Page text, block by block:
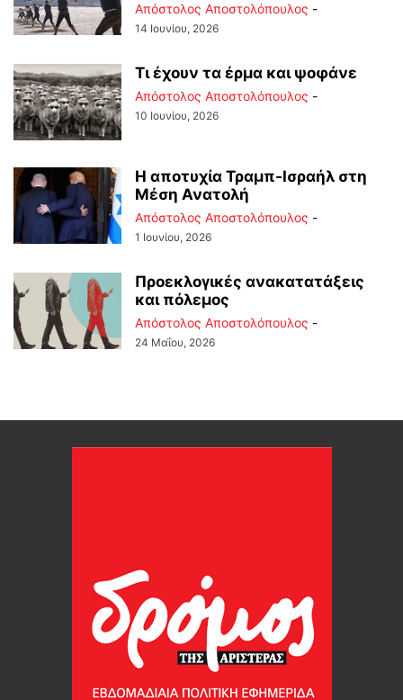
Απόστολος Αποστολόπουλος -
14 Ιουνίου, 2026
Τι έχουν τα έρμα και ψοφάνε
Απόστολος Αποστολόπουλος -
10 Ιουνίου, 2026
Η αποτυχία Τραμπ-Ισραήλ στη
Μέση Ανατολή
Απόστολος Αποστολόπουλος -
1 Ιουνίου, 2026
Προεκλογικές ανακατατάξεις
και πόλεμος
Απόστολος Αποστολόπουλος -
24 Μαΐου, 2026